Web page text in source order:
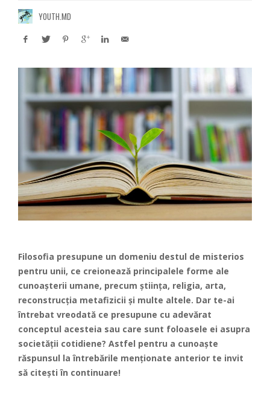
YOUTH.MD
Filosofia presupune un domeniu destul de misterios
pentru unii, ce creionează principalele forme ale
cunoașterii umane, precum știința, religia, arta,
reconstrucția metafizicii și multe altele. Dar te-ai
întrebat vreodată ce presupune cu adevărat
conceptul acesteia sau care sunt foloasele ei asupra
societății cotidiene? Astfel pentru a cunoaște
răspunsul la întrebările menționate anterior te invit
să citești în continuare!